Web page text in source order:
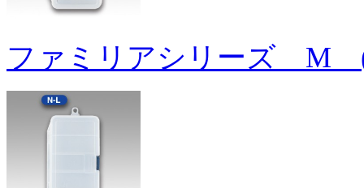
ファミリアシリーズ M